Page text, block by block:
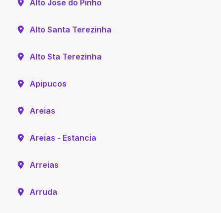
Alto Jose do Pinho
Alto Santa Terezinha
Alto Sta Terezinha
Apipucos
Areias
Areias - Estancia
Arreias
Arruda